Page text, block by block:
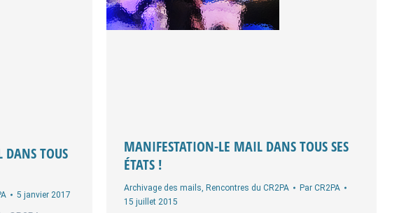
DANS TOUS
5 janvier 2017
MANIFESTATION-LE MAIL DANS TOUS SES
ÉTATS !
Archivage des mails, Rencontres du CR2PA Par CR2PA
15 juillet 2015